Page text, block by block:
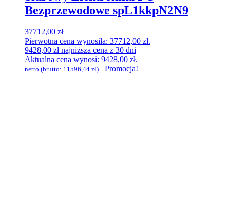
Bezprzewodowe spL1kkpN2N9
37712,00zł
Pierwotna cena wynosiła: 37712,00 zł.
9428,00 złnajniższa cena z 30 dni
Aktualna cena wynosi: 9428,00 zł.
netto (brutto: 11596,44 zł) Promocja!